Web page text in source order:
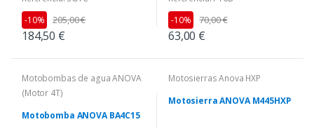
184,50 €
-10% 205,00 €
63,00 €
-10% 70,00 €
Motobombas de agua ANOVA
(Motor 4T)
Motobomba ANOVA BA4C15
Motosierras Anova HXP
Motosierra ANOVA M445HXP